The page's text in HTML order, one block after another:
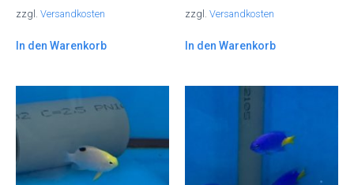
zzgl. Versandkosten
In den Warenkorb
zzgl. Versandkosten
In den Warenkorb